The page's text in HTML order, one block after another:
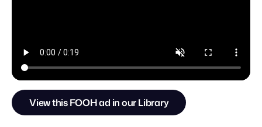
View this FOOH ad in our Library